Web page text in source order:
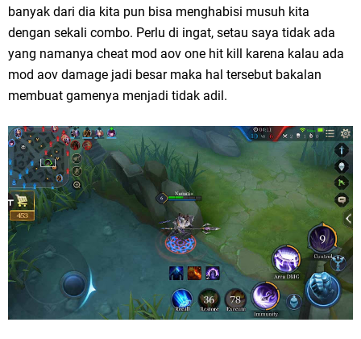
banyak dari dia kita pun bisa menghabisi musuh kita
dengan sekali combo. Perlu di ingat, setau saya tidak ada
yang namanya cheat mod aov one hit kill karena kalau ada
mod aov damage jadi besar maka hal tersebut bakalan
membuat gamenya menjadi tidak adil.